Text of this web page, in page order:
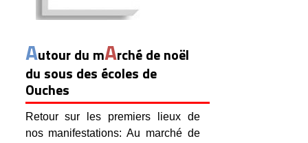
Autour du mArché de noël
du sous des écoles de
Ouches
Retour sur les premiers lieux de
nos manifestations: Au marché de